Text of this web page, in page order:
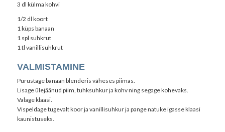
3 dl külma kohvi
1/2 dl koort
1 küps banaan
1 spl suhkrut
1 tl vanillisuhkrut
VALMISTAMINE
Purustage banaan blenderis väheses piimas.
Lisage ülejäänud piim, tuhksuhkur ja kohv ning segage kohevaks.
Valage klaasi.
Vispeldage tugevalt koor ja vanillisuhkur ja pange natuke igasse klaasi
kaunistuseks.